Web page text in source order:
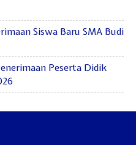
Siswa Baru SMA Budi
Peserta Didik